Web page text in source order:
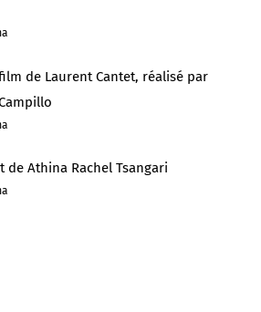
film de Laurent Cantet, réalisé par
de Athina Rachel Tsangari